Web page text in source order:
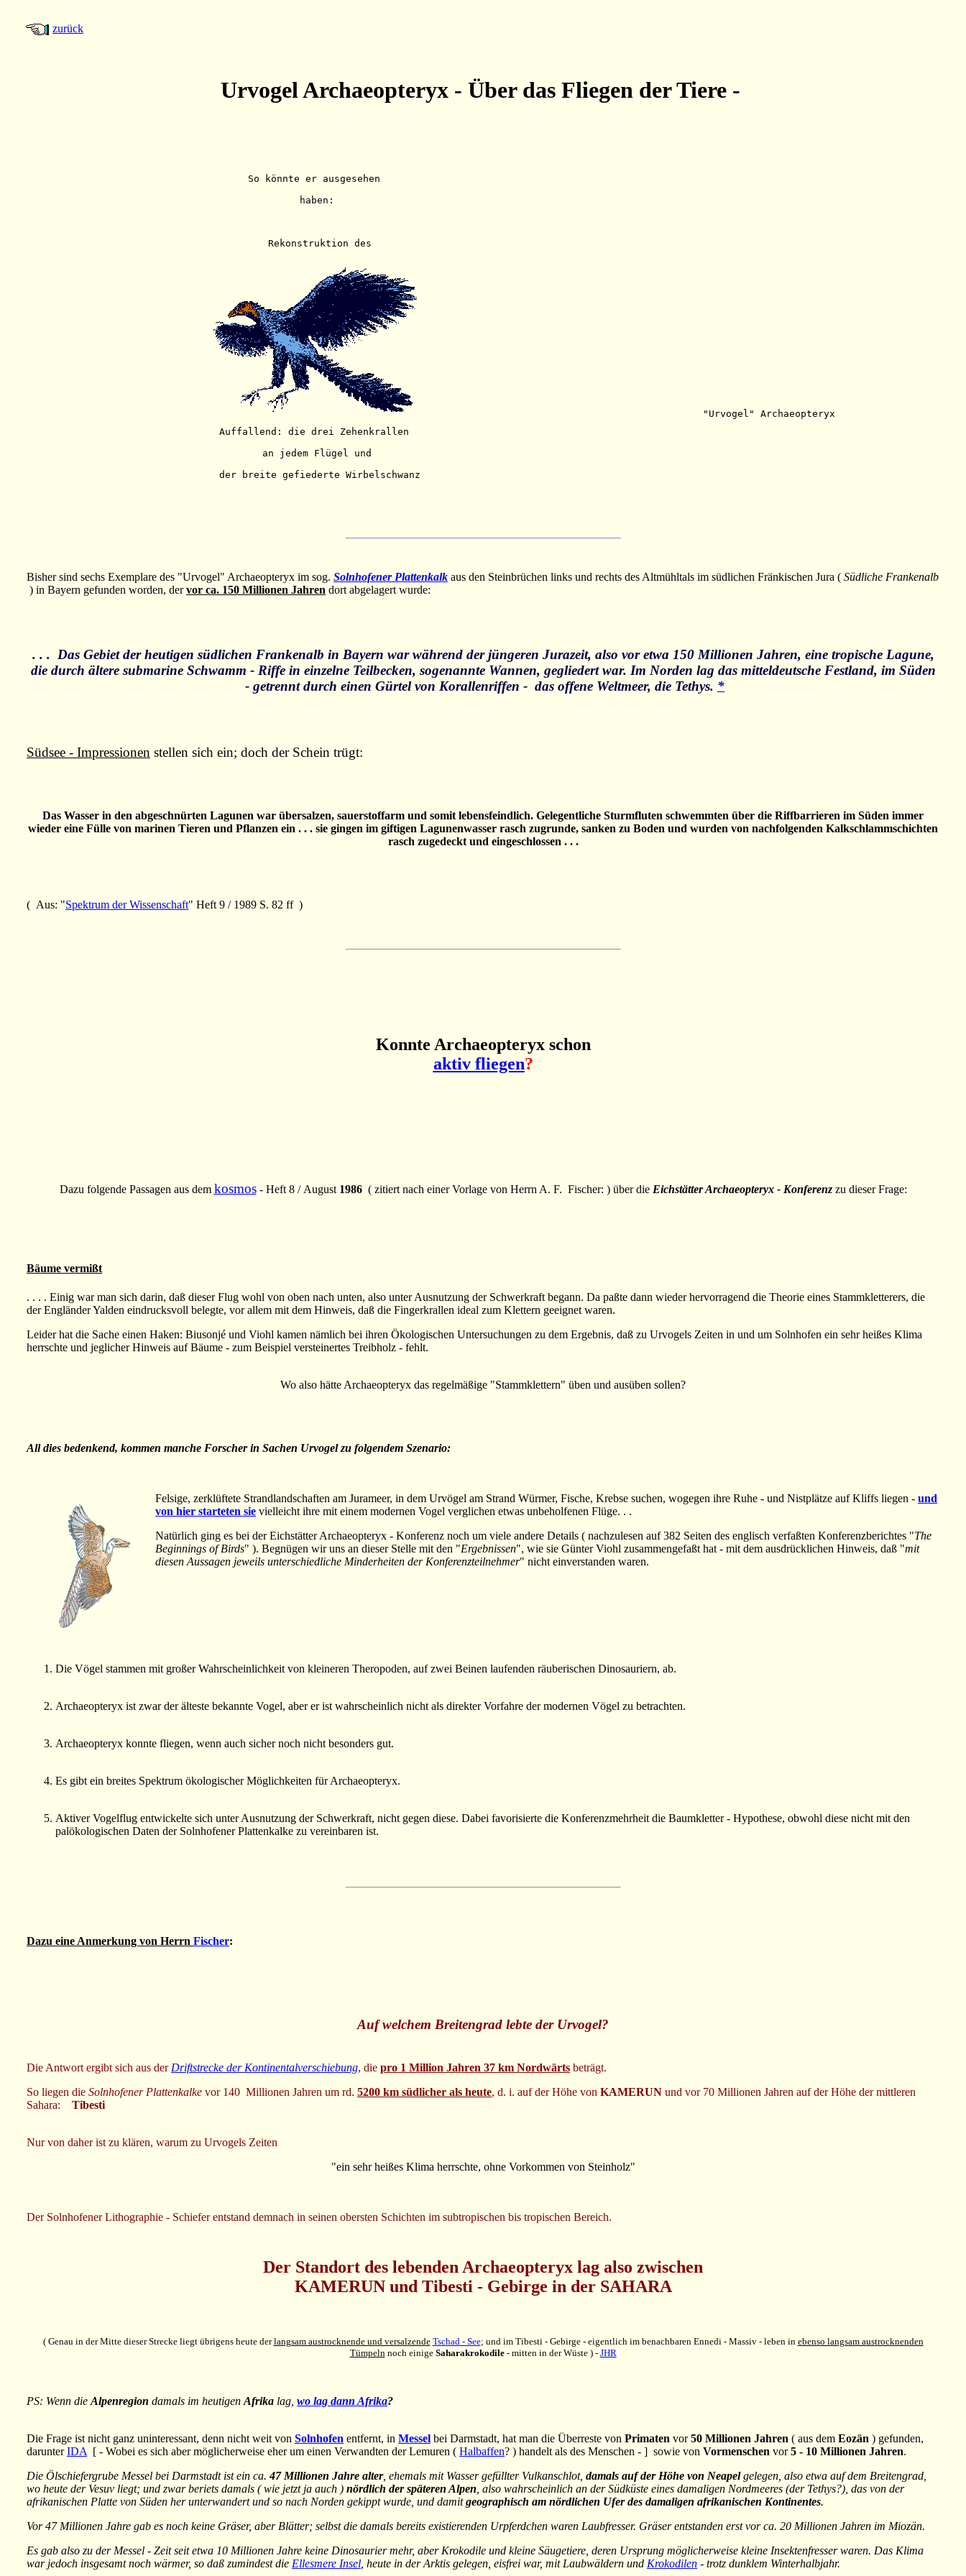
zurück
Urvogel Archaeopteryx - Über das Fliegen der Tiere -
So könnte er ausgesehen
haben:
Auffallend: die drei Zehenkrallen
an jedem Flügel und
Bisher sind sechs Exemplare des "Urvogel" Archaeopteryx im sog. Solnhofener Plattenkalk aus den Steinbrüchen links und rechts des Altmühltals im südlichen Fränkischen Jura ( Südliche Frankenalb
) in Bayern gefunden worden, dervor ca. 150 Millionen Jahren dort abgelagert wurde:
. . . Das Gebiet der heutigen südlichen Frankenalb in Bayern war während der jüngeren Jurazeit, also vor etwa 150 Millionen Jahren, eine tropische Lagune,
die durch ältere submarine Schwamm - Riffe in einzelne Teilbecken, sogenannte Wannen, gegliedert war. Im Norden lag das mitteldeutsche Festland, im Süden
- getrennt durch einen Gürtel von Korallenriffen - das offene Weltmeer, die Tethys. *
Südsee - Impressionen stellen sich ein; doch der Schein trügt:
Das Wasser in den abgeschnürten Lagunen war übersalzen, sauerstoffarm und somit lebensfeindlich. Gelegentliche Sturmfluten schwemmten über die Riffbarrieren im Süden immer
wieder eine Fülle von marinen Tieren und Pflanzen ein . . . sie gingen im giftigen Lagunenwasser rasch zugrunde, sanken zu Boden und wurden von nachfolgenden Kalkschlammschichten
rasch zugedeckt und eingeschlossen . . .
( Aus: "Spektrum der Wissenschaft" Heft 9 / 1989 S. 82 ff )
Konnte Archaeopteryx schon
aktiv fliegen?
Dazu folgende Passagen aus dem kosmos- Heft 8 / August 1986( zitiert nach einer Vorlage von Herrn A. F. Fischer: ) über die Eichstätter Archaeopteryx - Konferenzzu dieser Frage:
Bäume vermißt
. . . . Einig war man sich darin, daß dieser Flug wohl von oben nach unten, also unter Ausnutzung der Schwerkraft begann. Da paßte dann wieder hervorragend die Theorie eines Stammkletterers, die
der Engländer Yalden eindrucksvoll belegte, vor allem mit dem Hinweis, daß die Fingerkrallen ideal zum Klettern geeignet waren.
Leider hat die Sache einen Haken: Biusonjé und Viohl kamen nämlich bei ihren Ökologischen Untersuchungen zu dem Ergebnis, daß zu Urvogels Zeiten in und um Solnhofen ein sehr heißes Klima
herrschte und jeglicher Hinweis auf Bäume - zum Beispiel versteinertes Treibholz - fehlt.
Wo also hätte Archaeopteryx das regelmäßige "Stammklettern" üben und ausüben sollen?
All dies bedenkend, kommen manche Forscher in Sachen Urvogel zu folgendem Szenario:
Felsige, zerklüftete Strandlandschaften am Jurameer, in dem Urvögel am Strand Würmer, Fische, Krebse suchen, wogegen ihre Ruhe - und Nistplätze auf Kliffs liegen - und
von hier starteten sie vielleicht ihre mit einem modernen Vogel verglichen etwas unbeholfenen Flüge. . .
Natürlich ging es bei der Eichstätter Archaeopteryx - Konferenz noch um viele andere Details ( nachzulesen auf 382 Seiten des englisch verfaßten Konferenzberichtes "The
Beginnings of Birds" ). Begnügen wir uns an dieser Stelle mit den "Ergebnissen", wie sie Günter Viohl zusammengefaßt hat - mit dem ausdrücklichen Hinweis, daß "mit
diesen Aussagen jeweils unterschiedliche Minderheiten der Konferenzteilnehmer" nicht einverstanden waren.
Die Vögel stammen mit großer Wahrscheinlichkeit von kleineren Theropoden, auf zwei Beinen laufenden räuberischen Dinosauriern, ab.
Archaeopteryx ist zwar der älteste bekannte Vogel, aber er ist wahrscheinlich nicht als direkter Vorfahre der modernen Vögel zu betrachten.
Archaeopteryx konnte fliegen, wenn auch sicher noch nicht besonders gut.
Es gibt ein breites Spektrum ökologischer Möglichkeiten für Archaeopteryx.
Aktiver Vogelflug entwickelte sich unter Ausnutzung der Schwerkraft, nicht gegen diese. Dabei favorisierte die Konferenzmehrheit die Baumkletter - Hypothese, obwohl diese nicht mit den
palökologischen Daten der Solnhofener Plattenkalke zu vereinbaren ist.
Dazu eine Anmerkung von Herrn Fischer:
Auf welchem Breitengrad lebte der Urvogel?
Die Antwort ergibt sich aus der Driftstrecke der Kontinentalverschiebung, die pro 1 Million Jahren 37 km Nordwärts beträgt.
So liegen die Solnhofener Plattenkalke vor 140 Millionen Jahren um rd. 5200 km südlicher als heute, d. i. auf der Höhe von KAMERUN und vor 70 Millionen Jahren auf der Höhe der mittleren
Sahara: Tibesti
Nur von daher ist zu klären, warum zu Urvogels Zeiten
"ein sehr heißes Klima herrschte, ohne Vorkommen von Steinholz"
Der Solnhofener Lithographie - Schiefer entstand demnach in seinen obersten Schichten im subtropischen bis tropischen Bereich.
Der Standort des lebenden Archaeopteryx lag also zwischen
KAMERUN und Tibesti - Gebirge in der SAHARA
( Genau in der Mitte dieser Strecke liegt übrigens heute derlangsam austrocknende und versalzende Tschad - See; und im Tibesti - Gebirge - eigentlich im benachbaren Ennedi - Massiv - leben in ebenso langsam austrocknenden
Tümpelnnoch einige Saharakrokodile- mitten in der Wüste ) - JHR
PS: Wenn dieAlpenregion damals im heutigenAfrika lag, wo lag dann Afrika?
Die Frage ist nicht ganz uninteressant, denn nicht weit von Solnhofen entfernt, in Messel bei Darmstadt, hat man die Überreste von Primaten vor50 Millionen Jahren ( aus dem Eozän ) gefunden,
darunterIDA[ - Wobei es sich aber möglicherweise eher um einen Verwandten der Lemuren ( Halbaffen? ) handelt als des Menschen - ] sowie von Vormenschen vor5 - 10 Millionen Jahren.
Die Ölschiefergrube Messel bei Darmstadt ist ein ca.47 Millionen Jahre alter, ehemals mit Wasser gefüllter Vulkanschlot, damals auf der Höhe von Neapelgelegen, also etwa auf dem Breitengrad,
wo heute der Vesuv liegt; und zwar beriets damals ( wie jetzt ja auch ) nördlich der späteren Alpen, also wahrscheinlich an der Südküste eines damaligen Nordmeeres (der Tethys?), das von der
afrikanischen Platte von Süden her unterwandert und so nach Norden gekippt wurde, und damitgeographisch am nördlichen Ufer des damaligen afrikanischen Kontinentes.
Vor 47 Millionen Jahre gab es noch keine Gräser, aber Blätter; selbst die damals bereits existierenden Urpferdchen waren Laubfresser. Gräser entstanden erst vor ca. 20 Millionen Jahren im Miozän.
Es gab also zu der Messel - Zeit seit etwa 10 Millionen Jahre keine Dinosaurier mehr, aber Krokodile und kleine Säugetiere, deren Ursprung möglicherweise kleine Insektenfresser waren. Das Klima
war jedoch insgesamt noch wärmer, so daß zumindest die Ellesmere Insel, heute in der Arktis gelegen, eisfrei war, mit Laubwäldern und Krokodilen - trotz dunklem Winterhalbjahr.